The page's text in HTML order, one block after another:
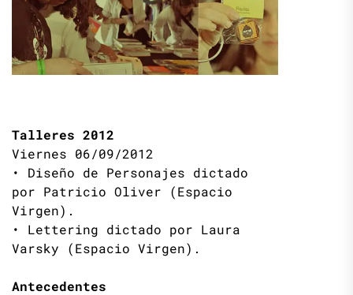
Talleres 2012
Viernes 06/09/2012
• Diseño de Personajes dictado
por Patricio Oliver (Espacio
Virgen).
• Lettering dictado por Laura
Varsky (Espacio Virgen).
Antecedentes